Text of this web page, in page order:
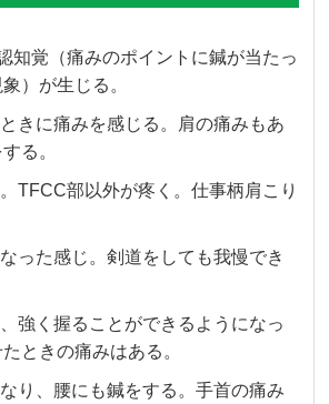
知覚（痛みのポイントに鍼が当たっ
）が生じる。
きに痛みを感じる。肩の痛みもあ
る。
TFCC部以外が疼く。仕事柄肩こり
った感じ。剣道をしても我慢でき
強く握ることができるようになっ
ときの痛みはある。
り、腰にも鍼をする。手首の痛み